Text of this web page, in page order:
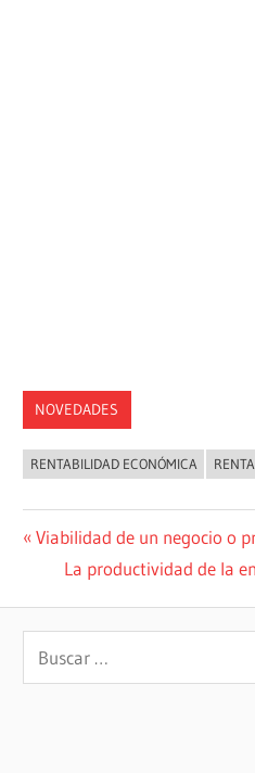
NOVEDADES
RENTABILIDAD ECONÓMICA
Navegación
entradas
Entrada
anterior:
Viabilidad de un negocio o
Siguiente
La productividad de la
Buscar: